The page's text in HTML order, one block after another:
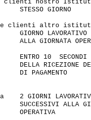
clienti nostro
STESSO GIORNO
clienti altro
GIORNO LAVORATIVO
ALLA GIORNATA
10  SECONDI
DELLA RICEZIONE
DI PAGAMENTO
2 GIORNI
SUCCESSIVI ALLA